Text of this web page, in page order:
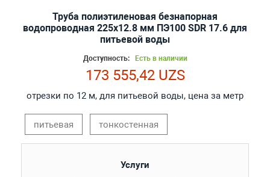
Труба полиэтиленовая безнапорная
водопроводная 225х12.8 мм ПЭ100 SDR 17.6 для
питьевой воды
Доступность: Есть в наличии
173 555,42 UZS
отрезки по 12 м, для питьевой воды, цена за метр
питьевая тонкостенная
Услуги